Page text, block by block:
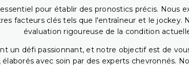
pour établir des pronostics précis.
facteurs clés tels que l'entraîneur et le
évaluation rigoureuse de la condition
un défi passionnant, et notre objectif est de
avec soin par des experts chevronnés.